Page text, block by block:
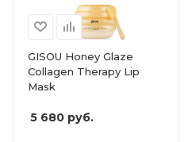
GISOU Honey Glaze
Collagen Therapy Lip
Mask
5 680 руб.